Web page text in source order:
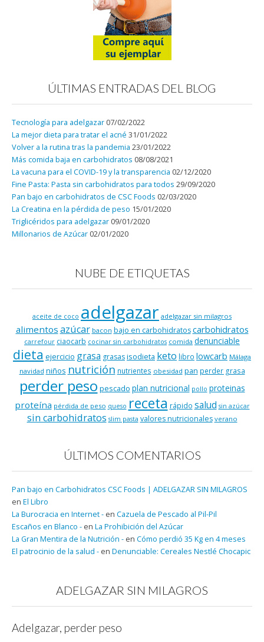
ÚLTIMAS ENTRADAS DEL BLOG
Tecnología para adelgazar 07/02/2022
La mejor dieta para tratar el acné 31/01/2022
Volver a la rutina tras la pandemia 23/01/2022
Más comida baja en carbohidratos 08/08/2021
La vacuna para el COVID-19 y la transparencia 02/12/2020
Fine Pasta: Pasta sin carbohidratos para todos 29/09/2020
Pan bajo en carbohidratos de CSC Foods 02/03/2020
La Creatina en la pérdida de peso 15/01/2020
Triglicéridos para adelgazar 09/01/2020
Millonarios de Azúcar 02/01/2020
NUBE DE ETIQUETAS
aceite de coco adelgazar adelgazar sin milagros
alimentos azúcar bacon bajo en carbohidratos carbohidratos
carrefour ciaocarb cocinar sin carbohidratos comida denunciable
dieta ejercicio grasa grasasisodieta keto libro lowcarb Málaga
navidad niños nutrición nutrientes obesidad pan perder grasa
perder peso pescado plan nutricional pollo proteinas
proteína pérdida de peso queso receta rápido salud sin azúcar
sin carbohidratos slim pasta valores nutricionales verano
ÚLTIMOS COMENTARIOS
Pan bajo en Carbohidratos CSC Foods | ADELGAZAR SIN MILAGROS
en El Libro
La Burocracia en Internet - en Cazuela de Pescado al Pil-Pil
Escaños en Blanco - en La Prohibición del Azúcar
La Gran Mentira de la Nutrición - en Cómo perdió 35 Kg en 4 meses
El patrocinio de la salud - en Denunciable: Cereales Nestlé Chocapic
ADELGAZAR SIN MILAGROS
Adelgazar, perder peso